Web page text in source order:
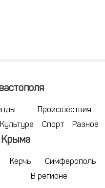
Происшествия
Культура Спорт Разное
Крыма
Керчь
Симферополь
В регионе